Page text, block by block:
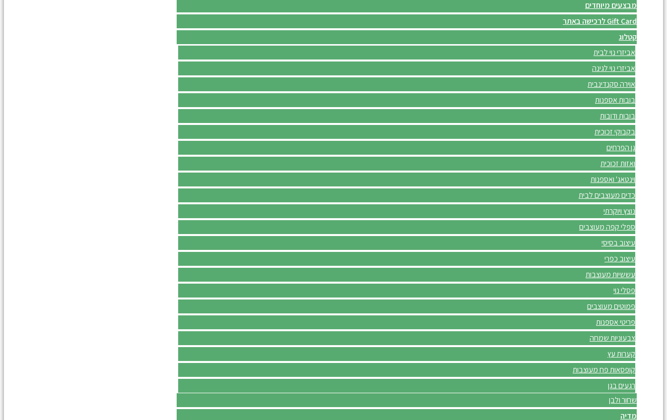
מבצעים מיוחדים
Gift Card לרכישה באתר
קטלוג
אביזרי נוי לבית
אביזרי נוי לגינה
אוירה סקנדינבית
בובות אספנות
בובות ודובות
בקבוקי זכוכית
גן הפרחים
ואזות זכוכית
וינטאג' ואספנות
כדים מעוצבים לבית
נוצץ ויוקרתי
ספלי קפה מעוצבים
עיצוב בסיסי
עיצוב כפרי
עששיות מעוצבות
פסלי נוי
פמוטים מעוצבים
פריטי אספנות
צבעוניות שמחה
קערות עץ
קופסאות פח מעוצבות
רגעים בגן
שחור ולבן
מדיה